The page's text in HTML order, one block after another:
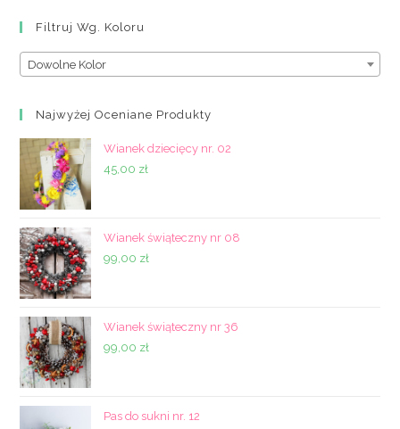
Filtruj Wg. Koloru
Dowolne Kolor
Najwyżej Oceniane Produkty
Wianek dziecięcy nr. 02
45,00 zł
Wianek świąteczny nr 08
99,00 zł
Wianek świąteczny nr 36
99,00 zł
Pas do sukni nr. 12